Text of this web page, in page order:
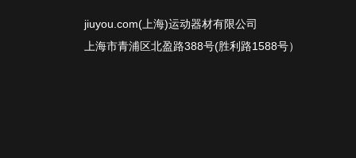
jiuyou.com(上海)运动器材有限公司
上海市青浦区北盈路388号(胜利路1588号）